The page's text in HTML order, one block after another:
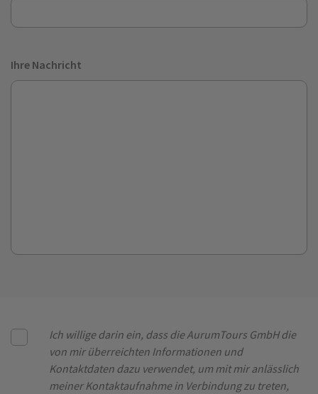
Ihre Nachricht
Ich willige darin ein, dass die AurumTours GmbH die
von mir überreichten Informationen und
Kontaktdaten dazu verwendet, um mit mir anlässlich
meiner Kontaktaufnahme in Verbindung zu treten,